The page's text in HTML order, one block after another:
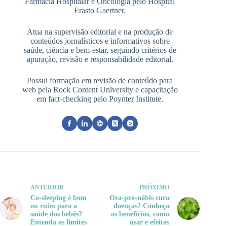
Erasto Gaertner.
Atua na supervisão editorial e na produção de
conteúdos jornalísticos e informativos sobre
saúde, ciência e bem-estar, seguindo critérios de
apuração, revisão e responsabilidade editorial.
Possui formação em revisão de conteúdo para
web pela Rock Content University e capacitação
em fact-checking pelo Poynter Institute.
ANTERIOR
Co-sleeping é bom
ou ruim para a
saúde dos bebês?
Entenda os limites
PRÓXIMO
Ora-pro-nóbis cura
doenças? Conheça
os benefícios, como
usar e efeitos